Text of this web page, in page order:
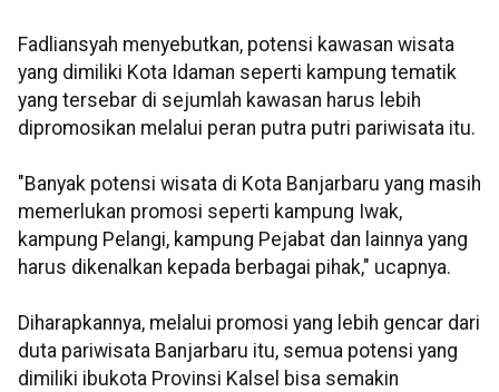
Fadliansyah menyebutkan, potensi kawasan wisata
yang dimiliki Kota Idaman seperti kampung tematik
yang tersebar di sejumlah kawasan harus lebih
dipromosikan melalui peran putra putri pariwisata itu.
"Banyak potensi wisata di Kota Banjarbaru yang masih
memerlukan promosi seperti kampung Iwak,
kampung Pelangi, kampung Pejabat dan lainnya yang
harus dikenalkan kepada berbagai pihak," ucapnya.
Diharapkannya, melalui promosi yang lebih gencar dari
duta pariwisata Banjarbaru itu, semua potensi yang
dimiliki ibukota Provinsi Kalsel bisa semakin